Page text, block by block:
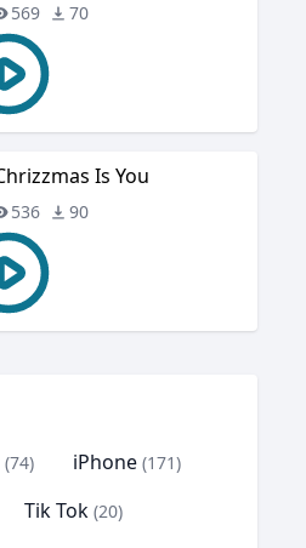
569 70
Is You
536 90
(74) iPhone (171)
Tik Tok (20)